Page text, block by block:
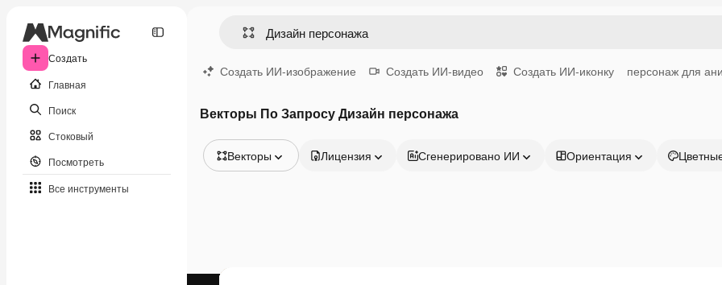
Создать
Главная
Поиск
Стоковый
Посмотреть
Все инструменты
Создать ИИ-изображение Создать ИИ-видео Создать ИИ-иконку персонаж для
Векторы По Запросу Дизайн персонажа
Векторы
Видео
Лицензия Сгенерировано ИИ Ориентация